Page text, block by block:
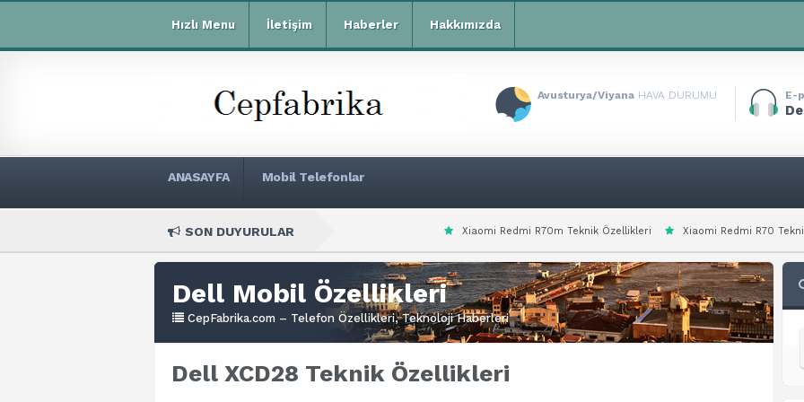
Hızlı Menu İletişim Haberler Hakkımızda
Avusturya/Viyana HAVA DURUMU E-
ANASAYFA Mobil Telefonlar
SON DUYURULAR Xiaomi Redmi R70m Teknik Özellikleri Xiaomi Redmi R70 Teknik Özellikleri
Dell Mobil Özellikleri
CepFabrika.com – Telefon Özellikleri, Teknoloji Haberleri
Dell XCD28 Teknik Özellikleri